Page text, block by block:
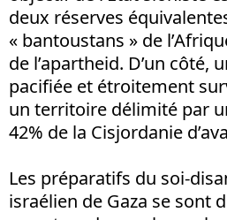
deux réserves
« bantoustans » de
de l’apartheid. D’un côté,
pacifiée et étroitement
un territoire délimité par
42% de la Cisjordanie
Les préparatifs du soi-
israélien de Gaza se sont